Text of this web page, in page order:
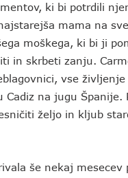
ki bi potrdili
mama na
moškega, ki bi ji
in skrbeti zanju.
vse
Cadiz na jugu Španije.
željo in kljub
še nekaj mesecev